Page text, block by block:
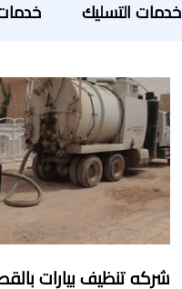
خدمات التسليك
شركه تنظيف بيارات